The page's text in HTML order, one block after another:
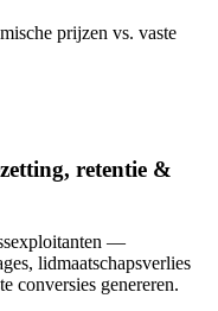
prijzen vs. vaste
retentie &
—
lidmaatschapsverlies
conversies genereren.